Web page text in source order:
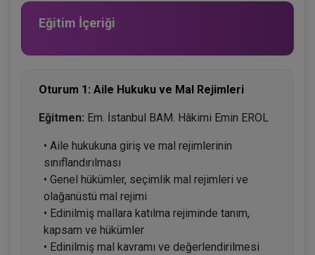
Eğitim İçeriği
Oturum 1: Aile Hukuku ve Mal Rejimleri
Eğitmen: Em. İstanbul BAM. Hâkimi Emin EROL
• Aile hukukuna giriş ve mal rejimlerinin
sınıflandırılması
• Genel hükümler, seçimlik mal rejimleri ve
olağanüstü mal rejimi
• Edinilmiş mallara katılma rejiminde tanım,
kapsam ve hükümler
• Edinilmiş mal kavramı ve değerlendirilmesi